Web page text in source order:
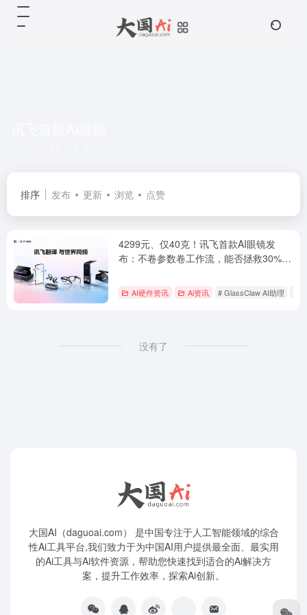
排序 发布 更新 浏览 点赞
4299元、仅40克！讯飞首款AI眼镜发
布：不卷参数卷工作流，能否拯救30%退
AI硬件资讯 Ai资讯 # GlassClaw AI助理
没有了
大国AI（daguoai.com） 是中国专注于人工智能领域的综合
性Ai工具平台,我们致力于为中国AI用户提供最全面、最实用
的Ai工具与Ai软件资源，帮助您快速找到适合的Ai解决方
案，提升工作效率，探索Ai创新。